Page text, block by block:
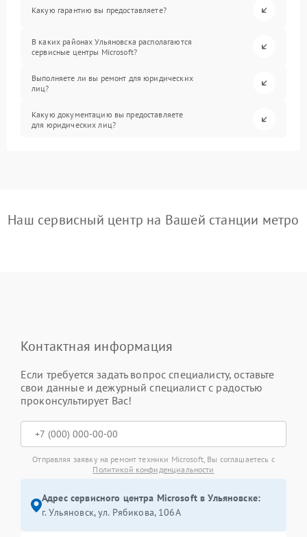
Какую гарантию вы предоставляете?
В каких районах Ульяновска располагаются
сервисные центры Microsoft?
Выполняете ли вы ремонт для юридических
лиц?
Какую документацию вы предоставляете
для юридических лиц?
Наш сервисный центр на Вашей станции метро
Контактная информация
Если требуется задать вопрос специалисту, оставьте
свои данные и дежурный специалист с радостью
проконсультирует Вас!
Отправляя заявку на ремонт техники Microsoft, Вы соглашаетесь с
Политикой конфиденциальности
Адрес сервисного центра Microsoft в Ульяновске:
г. Ульяновск, ул. Рябикова, 106А